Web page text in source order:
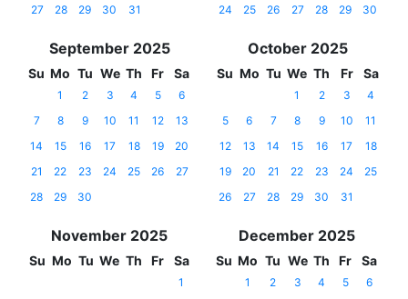
27
28 29 30 31
24
25 26 27 28 29 30
September 2025
Su Mo Tu We Th Fr Sa
1 2 3 4 5
6
7
8 9 10 11 12
13
14
15 16 17 18 19
20
21
22 23 24 25 26
27
28
29 30
October 2025
Su Mo Tu We Th Fr Sa
1 2 3
4
5
6 7 8 9 10
11
12
13 14 15 16 17
18
19
20 21 22 23 24
25
26
27 28 29 30 31
November 2025
Su Mo Tu We Th Fr Sa
1
December 2025
Su Mo Tu We Th Fr Sa
1 2 3 4 5
6